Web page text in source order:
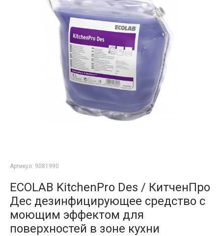
Артикул: 9081990
ECOLAB KitchenPro Des / КитченПро
Дес дезинфицирующее средство с
моющим эффектом для
поверхностей в зоне кухни